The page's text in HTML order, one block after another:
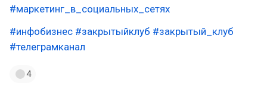
#маркетинг_в_социальных_сетях
#инфобизнес #закрытыйклуб #закрытый_клуб
#телеграмканал
4